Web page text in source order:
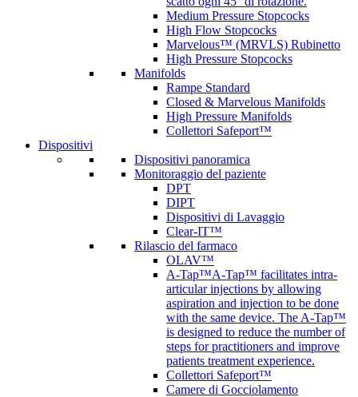
Medium Pressure Stopcocks
High Flow Stopcocks
Marvelous™ (MRVLS) Rubinetto
High Pressure Stopcocks
Manifolds
Rampe Standard
Closed & Marvelous Manifolds
High Pressure Manifolds
Collettori Safeport™
Dispositivi
Dispositivi panoramica
Monitoraggio del paziente
DPT
DIPT
Dispositivi di Lavaggio
Clear-IT™
Rilascio del farmaco
OLAV™
A-Tap™A-Tap™ facilitates intra-
articular injections by allowing
aspiration and injection to be done
with the same device. The A-Tap™
is designed to reduce the number of
steps for practitioners and improve
patients treatment experience.
Collettori Safeport™
Camere di Gocciolamento